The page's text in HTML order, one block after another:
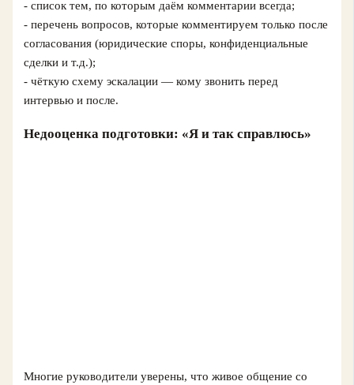
- список тем, по которым даём комментарии всегда;
- перечень вопросов, которые комментируем только после
согласования (юридические споры, конфиденциальные
сделки и т.д.);
- чёткую схему эскалации — кому звонить перед
интервью и после.
Недооценка подготовки: «Я и так справлюсь»
Многие руководители уверены, что живое общение со